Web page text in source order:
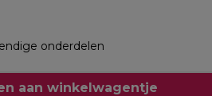
onderdelen
aan winkelwagentje